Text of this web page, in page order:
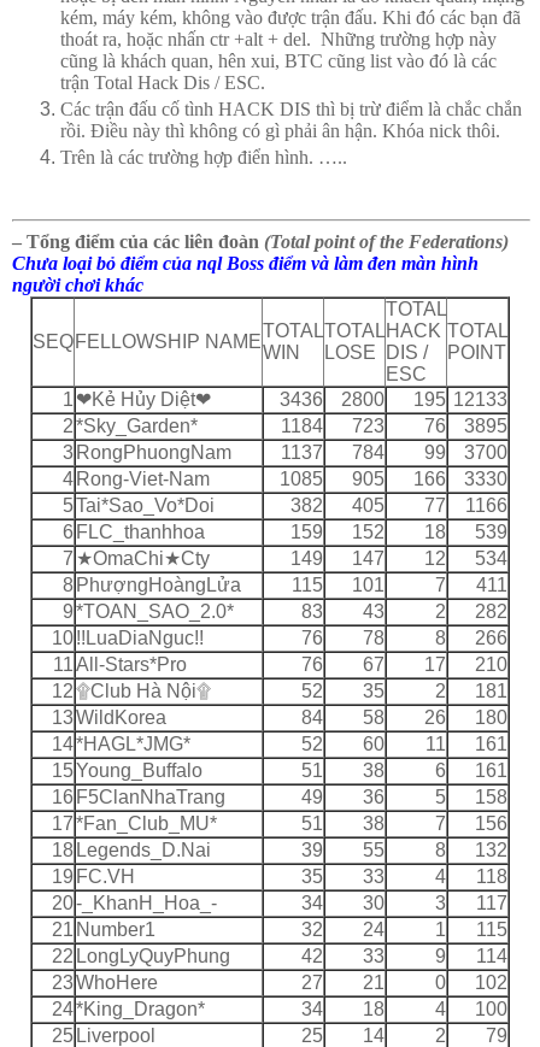
kém, máy kém, không vào được trận đấu. Khi đó các bạn đã
thoát ra, hoặc nhấn ctr +alt + del. Những trường hợp này
cũng là khách quan, hên xui, BTC cũng list vào đó là các
trận Total Hack Dis / ESC.
Các trận đấu cố tình HACK DIS thì bị trừ điểm là chắc chắn
rồi. Điều này thì không có gì phải ân hận. Khóa nick thôi.
Trên là các trường hợp điển hình. …..
– Tổng điểm của các liên đoàn (Total pointof the Federations)
Chưa loại bỏ điểm của nql Boss điểm và làm đen màn hình
người chơi khác
SEQFELLOWSHIP NAME
TOTAL
WIN
TOTAL
LOSE
TOTAL
HACK
DIS /
ESC
TOTAL
POINT
1 ❤Kẻ Hủy Diệt❤ 3436 2800 195 12133
2*Sky_Garden* 1184 723 76
3895
3 RongPhuongNam 1137 784 99
3700
4 Rong-Viet-Nam 1085 905 166
3330
5Tai*Sao_Vo*Doi 382 405 77
1166
6 FLC_thanhhoa 159 152 18
539
7 ★OmaChi★Cty 149 147 12
534
8 PhượngHoàngLửa 115 101 7
411
9*TOAN_SAO_2.0* 83 43 2
282
10!!LuaDiaNguc!! 76 78 8
266
11All-Stars*Pro 76 67 17
210
12۩Club Hà Nội۩ 52 35 2
181
13WildKorea 84 58 26
180
14*HAGL*JMG* 52 60 11
161
15Young_Buffalo 51 38 6
161
16 F5ClanNhaTrang 49 36 5
158
17*Fan_Club_MU* 51 38 7
156
18 Legends_D.Nai 39 55 8
132
19 FC.VH 35 33 4
118
20-_KhanH_Hoa_- 34 30 3
117
21 Number1 32 24 1
115
22 LongLyQuyPhung 42 33 9
114
23WhoHere 27 21 0
102
24*King_Dragon* 34 18 4
100
25 Liverpool 25 14 2
79